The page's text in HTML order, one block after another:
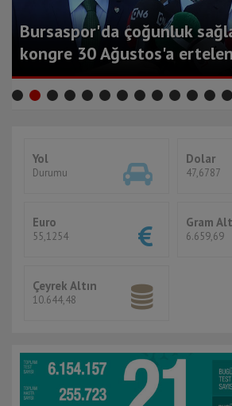
Koronavirüs, 65 yaş üstü
atak şikayetini artırdı
Yol
Durumu
Dolar
47,6787
Euro
55,1254
Gram
6.659,69
Çeyrek Altın
10.644,48